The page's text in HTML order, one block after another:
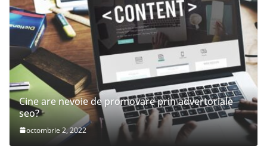
Cine are nevoie de promovare prin advertoriale
seo?
octombrie 2, 2022